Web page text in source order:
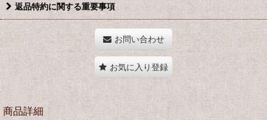
返品特約に関する重要事項
お問い合わせ
お気に入り登録
商品詳細